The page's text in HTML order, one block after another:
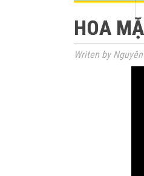
HOA
Writen by